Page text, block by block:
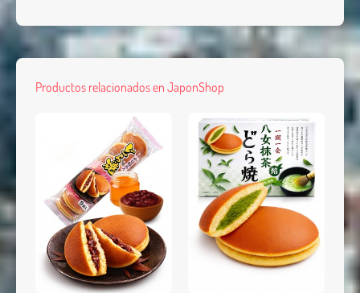
Productos relacionados en JaponShop